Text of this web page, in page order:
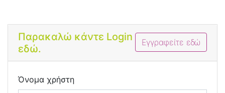
Εγγραφείτε εδώ
Παρακαλώ κάντε Login
εδώ.
Όνομα χρήστη